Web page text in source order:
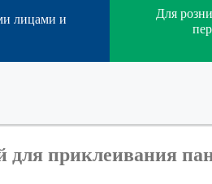
лицами и
Для
для приклеивания